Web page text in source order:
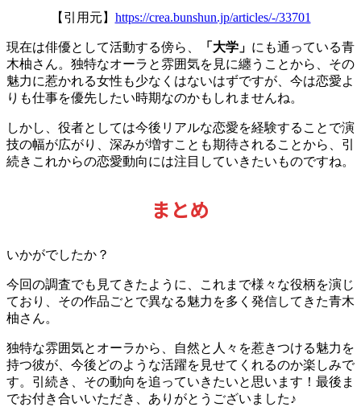
【引用元】 https://crea.bunshun.jp/articles/-/33701
現在は俳優として活動する傍ら、 「大学」 にも通っている青
木柚さん。独特なオーラと雰囲気を見に纏うことから、その
魅力に惹かれる女性も少なくはないはずですが、今は恋愛よ
りも仕事を優先したい時期なのかもしれませんね。
しかし、役者としては今後リアルな恋愛を経験することで演
技の幅が広がり、深みが増すことも期待されることから、引
続きこれからの恋愛動向には注目していきたいものですね。
まとめ
いかがでしたか？
今回の調査でも見てきたように、これまで様々な役柄を演じ
ており、その作品ごとで異なる魅力を多く発信してきた青木
柚さん。
独特な雰囲気とオーラから、自然と人々を惹きつける魅力を
持つ彼が、今後どのような活躍を見せてくれるのか楽しみで
す。引続き、その動向を追っていきたいと思います！ 最後ま
でお付き合いいただき、ありがとうございました♪